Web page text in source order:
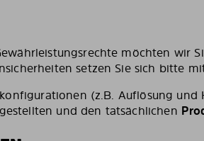
möchten wir
setzen Sie sich bitte
(z.B. Auflösung
und den tatsächlichen